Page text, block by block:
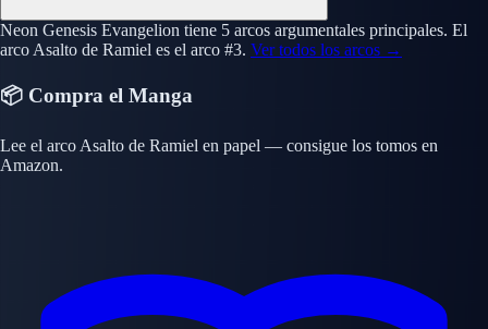
Neon Genesis Evangelion tiene 5 arcos argumentales principales. El
arco Asalto de Ramiel es el arco #3. Ver todos los arcos →
📦 Compra el Manga
Lee el arco Asalto de Ramiel en papel — consigue los tomos en
Amazon.